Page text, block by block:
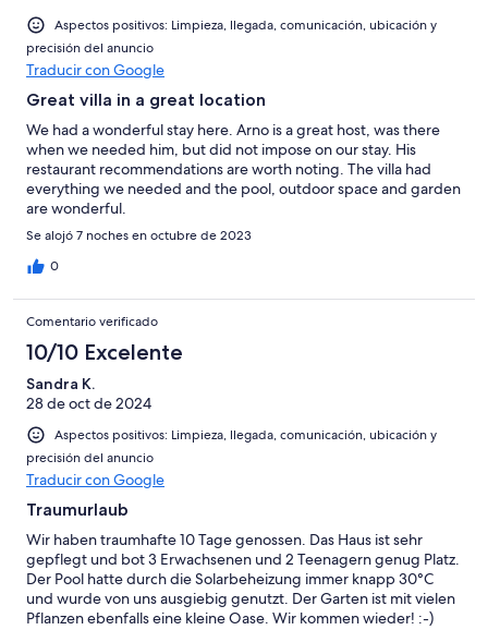
Aspectos positivos: Limpieza, llegada, comunicación, ubicación y
precisión del anuncio
Traducir con Google
Great villa in a great location
We had a wonderful stay here. Arno is a great host, was there
when we needed him, but did not impose on our stay. His
restaurant recommendations are worth noting. The villa had
everything we needed and the pool, outdoor space and garden
are wonderful.
Se alojó 7 noches en octubre de 2023
0
Comentario verificado
10/10 Excelente
Sandra K.
28 de oct de 2024
Aspectos positivos: Limpieza, llegada, comunicación, ubicación y
precisión del anuncio
Traducir con Google
Traumurlaub
Wir haben traumhafte 10 Tage genossen. Das Haus ist sehr
gepflegt und bot 3 Erwachsenen und 2 Teenagern genug Platz.
Der Pool hatte durch die Solarbeheizung immer knapp 30°C
und wurde von uns ausgiebig genutzt. Der Garten ist mit vielen
Pflanzen ebenfalls eine kleine Oase. Wir kommen wieder! :-)